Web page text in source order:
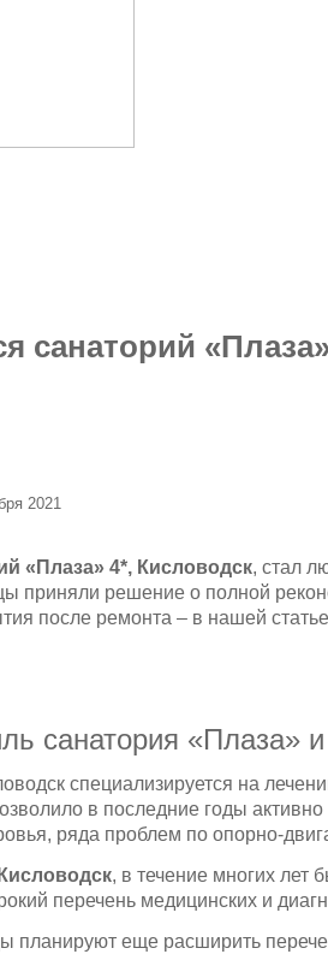
санаторий
2021
«Плаза» 4*, Кисловодск, стал
приняли решение о полной
после ремонта – в нашей
санатория «Плаза» и
специализируется на
в последние годы
ряда проблем по опорно-
, в течение многих
перечень медицинских и
планируют еще расширить